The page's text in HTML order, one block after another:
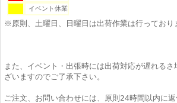
イベント休業
※原則、土曜日、日曜日は出荷作業は行っており
また、イベント・出張時には出荷対応が遅れるさ
ざいますのでご了承下さい。
ご注文、お問い合わせには、原則24時間以内に